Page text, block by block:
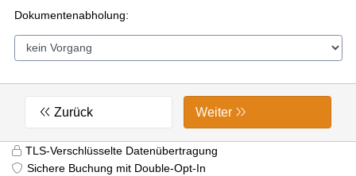
Dokumentenabholung:
Zurück Weiter
TLS-Verschlüsselte Datenübertragung
Sichere Buchung mit Double-Opt-In